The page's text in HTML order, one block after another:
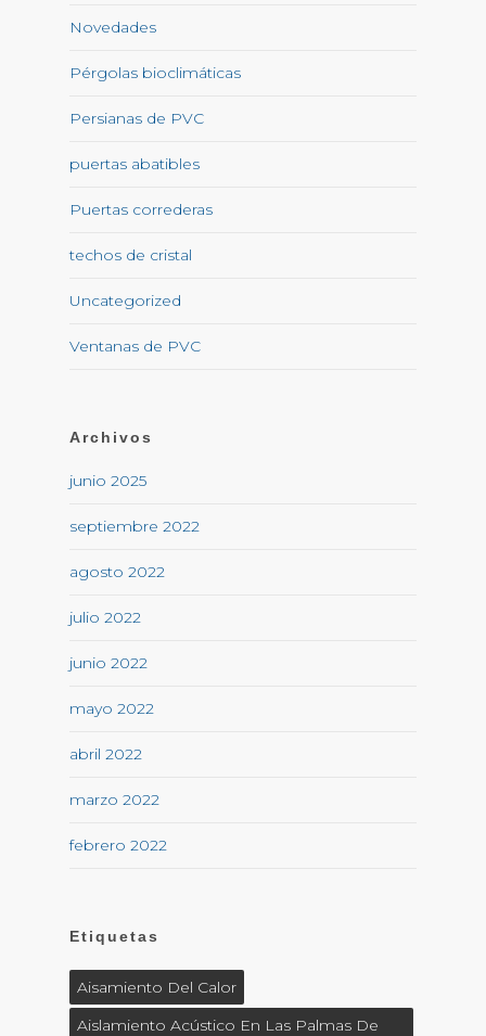
Novedades
Pérgolas bioclimáticas
Persianas de PVC
puertas abatibles
Puertas correderas
techos de cristal
Uncategorized
Ventanas de PVC
Archivos
junio 2025
septiembre 2022
agosto 2022
julio 2022
junio 2022
mayo 2022
abril 2022
marzo 2022
febrero 2022
Etiquetas
Aisamiento Del Calor
Aislamiento Acústico En Las Palmas De